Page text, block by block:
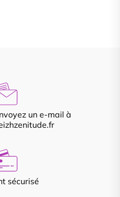
un e-mail à
sécurisé